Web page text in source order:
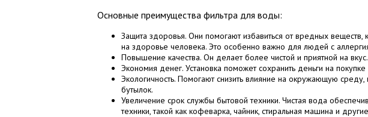
Основные преимущества фильтра для воды:
Защита здоровья. Они помогают избавиться от вредных веществ,
на здоровье человека. Это особенно важно для людей с
Повышение качества. Он делает более чистой и приятной на
Экономия денег. Установка поможет сохранить деньги на
Экологичность. Помогают снизить влияние на окружающую среду,
бутылок.
Увеличение срок службы бытовой техники. Чистая вода
техники, такой как кофеварка, чайник, стиральная машина и